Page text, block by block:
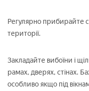
Регулярно прибирайте
території.
Закладайте вибоїни і
рамах, дверях, стінах.
особливо якщо під